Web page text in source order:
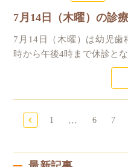
7月14日（木曜）の診
7月14日（木曜）は幼児歯
時から午後4時まで休診とな
‹ 1 … 6 7